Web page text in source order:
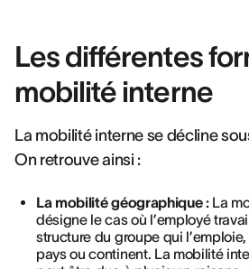
Les différentes
mobilité interne
La mobilité interne se décline
On retrouve ainsi :
La mobilité géographique :La
désigne le cas où l’employé
structure du groupe qui
pays ou continent. La mobilité